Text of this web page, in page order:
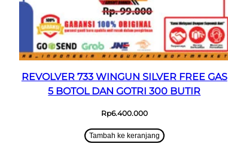
REVOLVER 733 WINGUN SILVER FREE GAS
5 BOTOL DAN GOTRI 300 BUTIR
Rp6.400.000
Tambah ke keranjang